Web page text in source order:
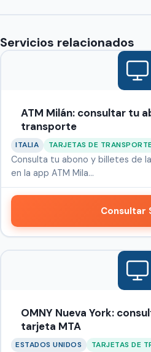
Servicios relacionados
ATM Milán: consultar tu
transporte
ITALIA TARJETAS DE
Consulta tu abono y billetes de
en la app ATM Mila…
Consultar
OMNY Nueva York:
tarjeta MTA
ESTADOS UNIDOS TARJETAS DE